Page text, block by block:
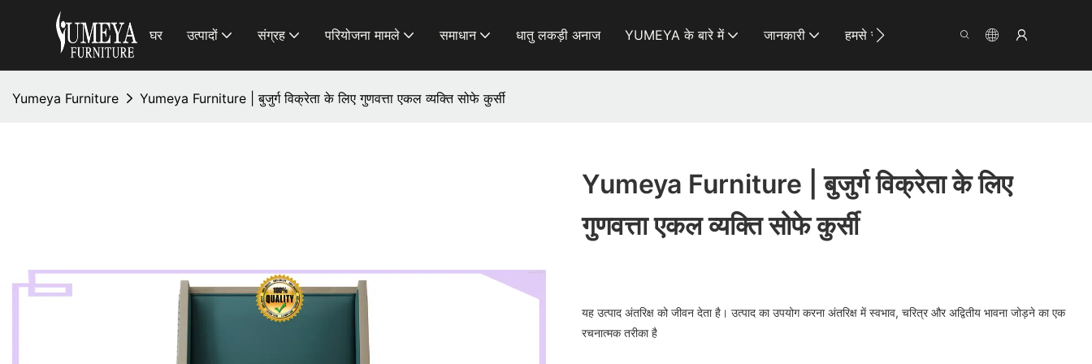
घर उत्पादों संग्रह परियोजना मामले समाधान धातु लकड़ी अनाज YUMEYA के बारे में जानकारी हमसे संपर्क करें
Yumeya Furniture Yumeya Furniture | बुजुर्ग विक्रेता के लिए गुणवत्ता एकल व्यक्ति सोफे कुर्सी
Yumeya Furniture | बुजुर्ग विक्रेता के लिए
गुणवत्ता एकल व्यक्ति सोफे कुर्सी
यह उत्पाद अंतरिक्ष को जीवन देता है। उत्पाद का उपयोग करना अंतरिक्ष में स्वभाव, चरित्र और अद्वितीय भावना जोड़ने का एक
रचनात्मक तरीका है